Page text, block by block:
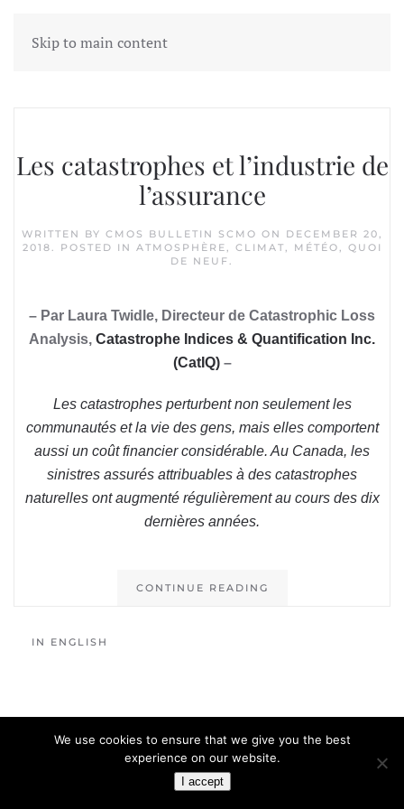
Skip to main content
Tag:catastrophes naturelles
Les catastrophes et l’industrie de
l’assurance
WRITTEN BY CMOS BULLETIN SCMO ON
DECEMBER 20,
2018. POSTED IN ATMOSPHÈRE, CLIMAT, MÉTÉO, QUOI
DE NEUF.
– Par Laura Twidle, Directeur de Catastrophic Loss
Analysis, Catastrophe Indices & Quantification Inc.
(CatIQ)–
Les catastrophes perturbent non seulement les
communautés et la vie des gens, mais elles comportent
aussi un coût financier considérable. Au Canada, les
sinistres assurés attribuables à des catastrophes
naturelles ont augmenté régulièrement au cours des dix
dernières années.
CONTINUE READING
IN ENGLISH
We use cookies to ensure that we give you the best
experience on our website.
I accept